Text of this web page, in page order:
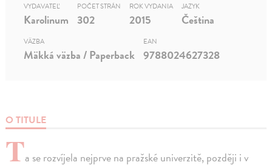
O TITULE
Ta se rozvíjela nejprve na pražské univerzitě, později i v
VYDAVATEĽ
Karolinum
POČET STRÁN
302
ROK VYDANIA
2015
JAZYK
Čeština
VÄZBA
Mäkká väzba / Paperback
EAN
9788024627328